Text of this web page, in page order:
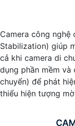
Camera công nghệ
Stabilization) giúp
cả khi camera di
dụng phần mềm và
chuyển) để phát
thiểu hiện tượng